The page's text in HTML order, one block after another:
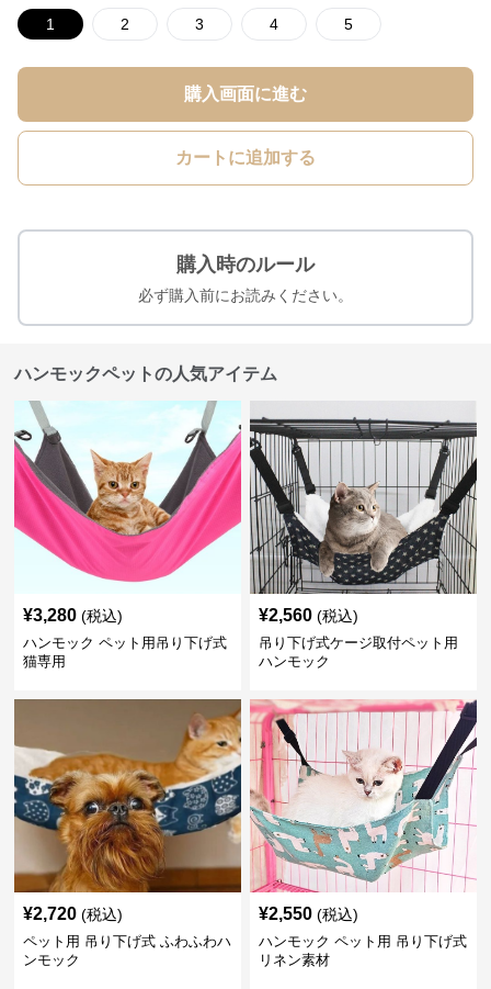
1 2 3 4 5
購入画面に進む
カートに追加する
購入時のルール
必ず購入前にお読みください。
ハンモックペットの人気アイテム
¥3,280 (税込)
ハンモック ペット用吊り下げ式
猫専用
¥2,560 (税込)
吊り下げ式ケージ取付ペット用
ハンモック
¥2,720 (税込)
ペット用 吊り下げ式 ふわふわハ
ンモック
¥2,550 (税込)
ハンモック ペット用 吊り下げ式
リネン素材